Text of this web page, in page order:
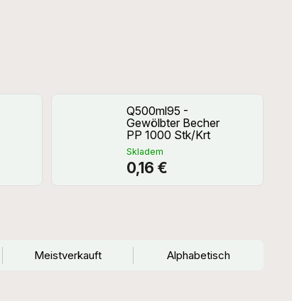
Q500ml95 -
Gewölbter Becher
PP 1000 Stk/Krt
Skladem
0,16 €
Meistverkauft Alphabetisch